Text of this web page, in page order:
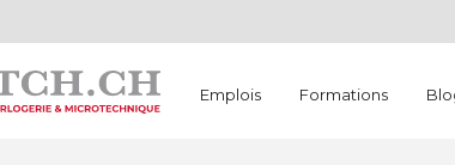
Emplois Formations